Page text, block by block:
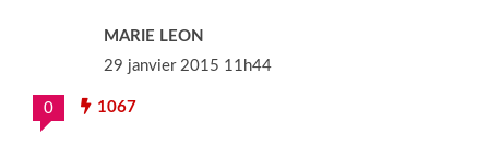
MARIE LEON
29 janvier 2015 11h44
0 1067